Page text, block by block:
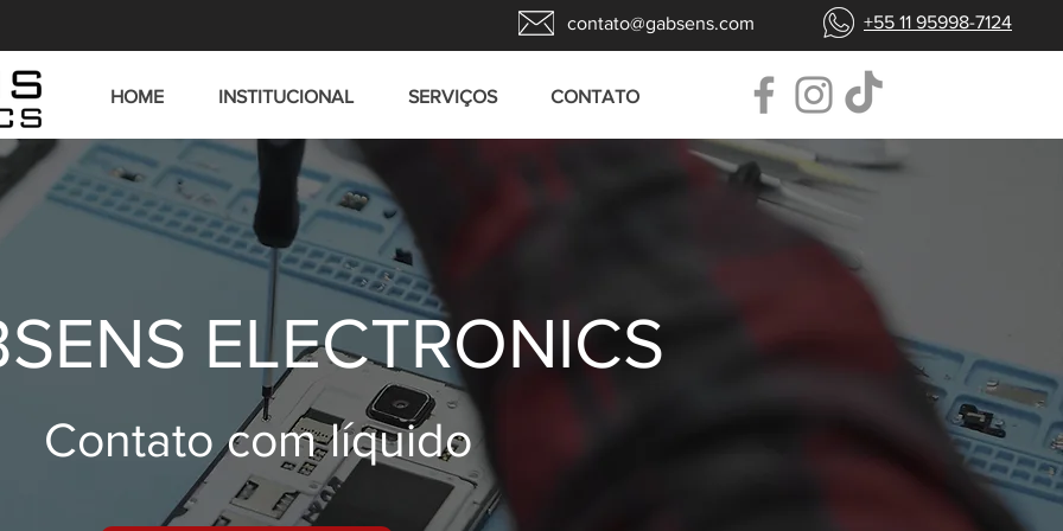
contato@gabsens.com +55 11 95998-7124
HOME INSTITUCIONAL SERVIÇOS CONTATO
ELECTRONICS
Contato com líquido